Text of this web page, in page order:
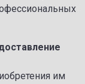
им